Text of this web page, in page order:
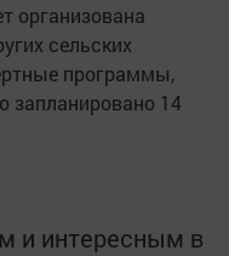
организована
сельских
программы,
запланировано 14
и интересным в